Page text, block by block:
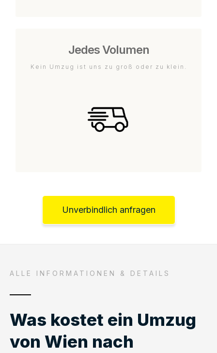
Jedes Volumen
Kein Umzug ist uns zu groß oder zu klein.
Unverbindlich anfragen
ALLE INFORMATIONEN & DETAILS
Was kostet ein Umzug
von Wien nach